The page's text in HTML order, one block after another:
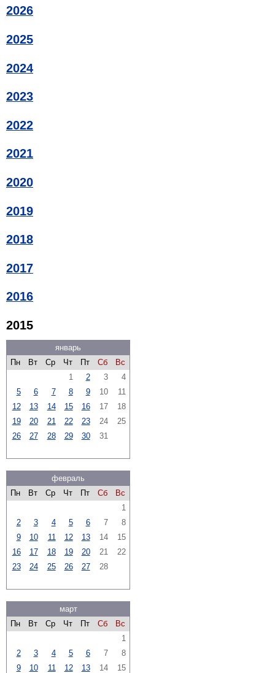
2026
2025
2024
2023
2022
2021
2020
2019
2018
2017
2016
2015
январь
Пн
Вт Ср Чт Пт Сб
Вс
1
2 3
4
5
6 7 8 9 10
11
12
13 14 15 16 17
18
19
20 21 22 23 24
25
26
27 28 29 30 31
февраль
Пн
Вт Ср Чт Пт Сб
Вс
1
2
3 4 5 6 7
8
9
10 11 12 13 14
15
16
17 18 19 20 21
22
23
24 25 26 27 28
март
Пн
Вт Ср Чт Пт Сб
Вс
1
2
3 4 5 6 7
8
9
10 11 12 13 14
15